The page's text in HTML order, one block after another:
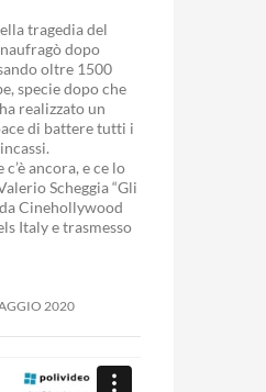
tragedia del
dopo
oltre 1500
specie dopo che
realizzato un
di battere tutti i
ancora, e ce lo
Scheggia “Gli
Cinehollywood
Italy e trasmesso
2020